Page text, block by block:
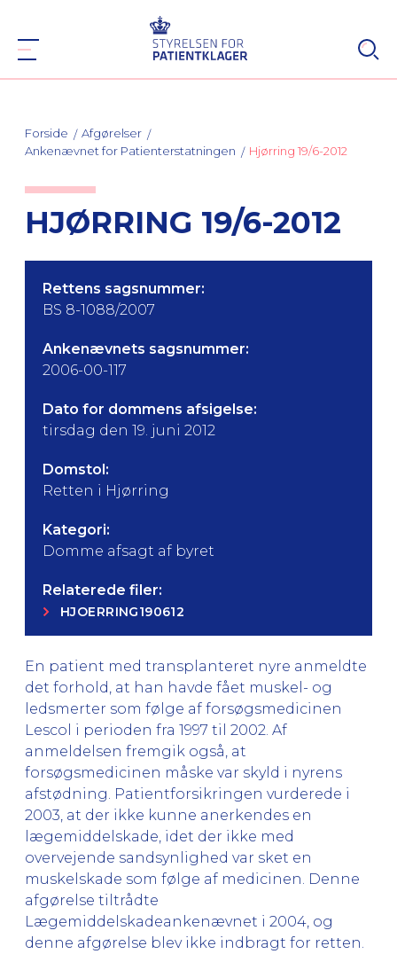
Forside
Afgørelser
Ankenævnet for Patienterstatningen
Hjørring 19/6-2012
HJØRRING 19/6-2012
Rettens sagsnummer:
BS 8-1088/2007
Ankenævnets sagsnummer:
2006-00-117
Dato for dommens afsigelse:
tirsdag den 19. juni 2012
Domstol:
Retten i Hjørring
Kategori:
Domme afsagt af byret
Relaterede filer:
HJOERRING190612
En patient med transplanteret nyre anmeldte
det forhold, at han havde fået muskel- og
ledsmerter som følge af forsøgsmedicinen
Lescol i perioden fra 1997 til 2002. Af
anmeldelsen fremgik også, at
forsøgsmedicinen måske var skyld i nyrens
afstødning. Patientforsikringen vurderede i
2003, at der ikke kunne anerkendes en
lægemiddelskade, idet der ikke med
overvejende sandsynlighed var sket en
muskelskade som følge af medicinen. Denne
afgørelse tiltrådte
Lægemiddelskadeankenævnet i 2004, og
denne afgørelse blev ikke indbragt for retten.